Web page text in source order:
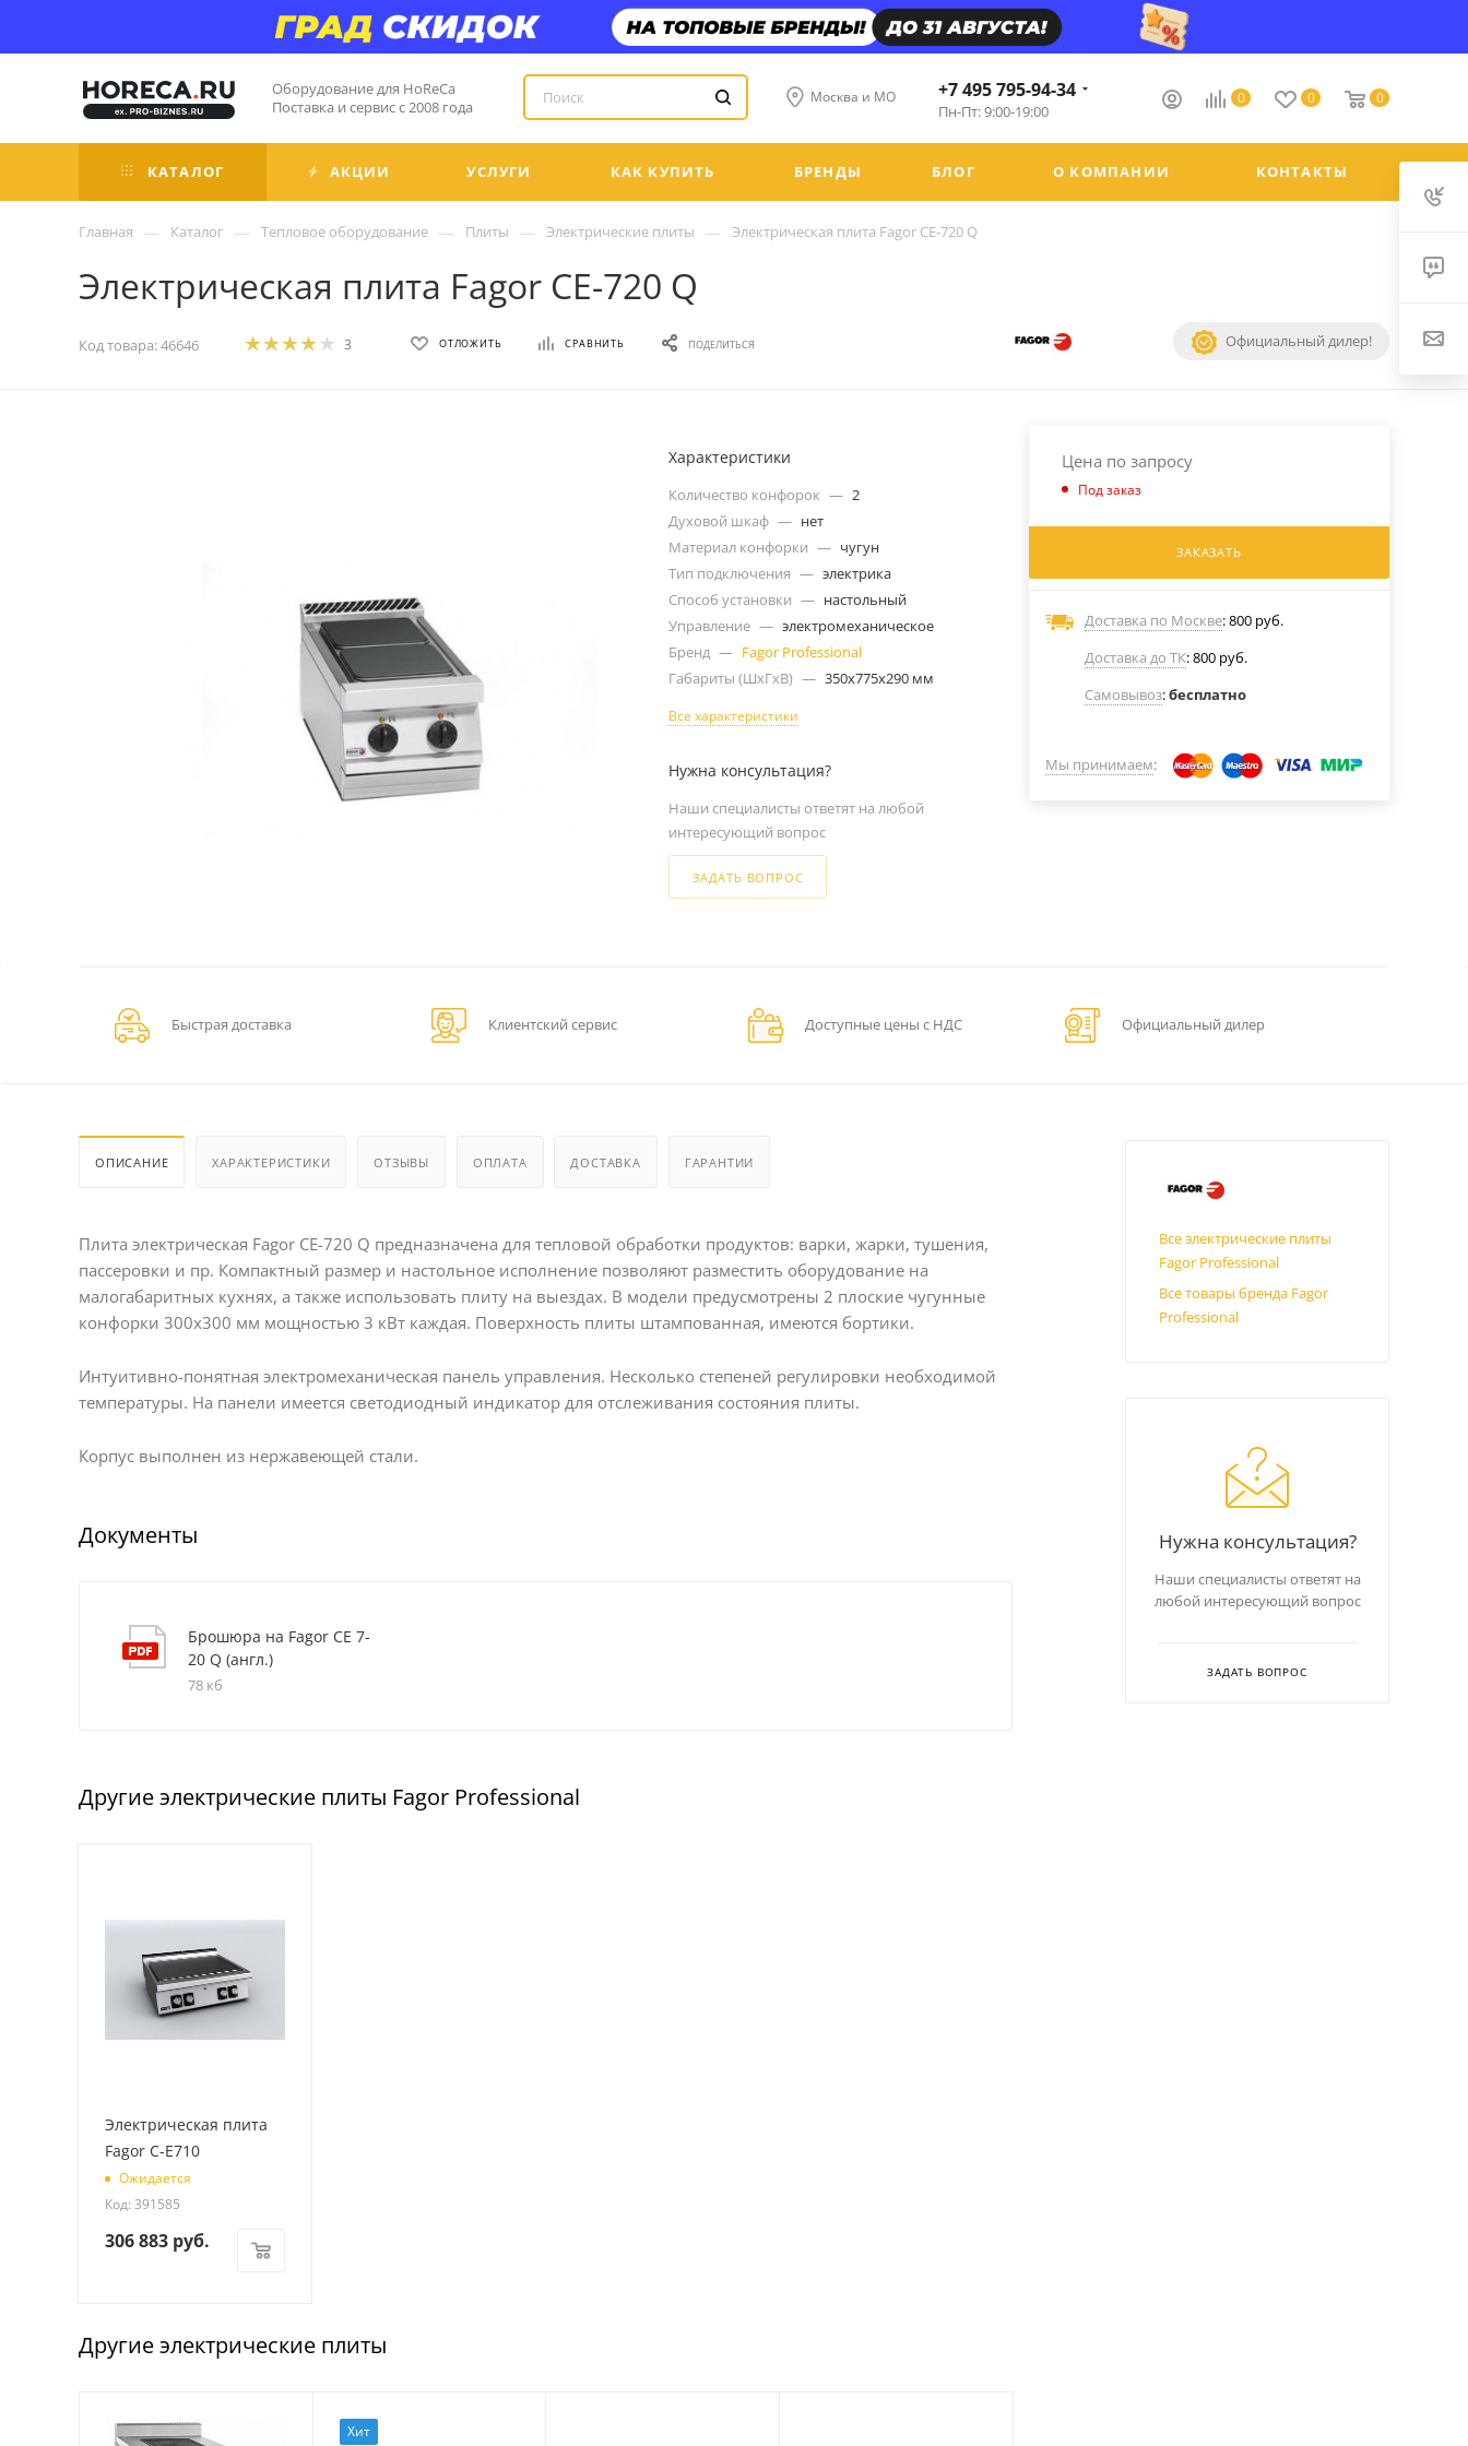
Оборудование для HoReCa
Поставка и сервис с 2008 года
Москва и МО 0 0 0
+7 495 795-94-34
Пн-Пт: 9:00-19:00
КАТАЛОГ АКЦИИ УСЛУГИ КАК КУПИТЬ БРЕНДЫ БЛОГ О КОМПАНИИ КОНТАКТЫ
Главная — Каталог — Тепловое оборудование — Плиты — Электрические плиты — Электрическая плита Fagor CE-720 Q
Электрическая плита Fagor CE-720 Q
Код товара:46646 3 ОТЛОЖИТЬ СРАВНИТЬ ПОДЕЛИТЬСЯ Официальный дилер!
Характеристики
Количество конфорок — 2
Духовой шкаф — нет
Материал конфорки — чугун
Тип подключения — электрика
Способ установки — настольный
Управление — электромеханическое
Бренд — Fagor Professional
Габариты (ШxГxВ) — 350x775x290 мм
Все характеристики
Нужна консультация?
Наши специалисты ответят на любой
интересующий вопрос
ЗАДАТЬ ВОПРОС
Цена по запросу
Под заказ
ЗАКАЗАТЬ
Доставка по Москве: 800 руб.
Доставка до ТК: 800 руб.
Самовывоз:бесплатно
Мы принимаем:
Быстрая доставка Клиентский сервис Доступные цены с НДС Официальный дилер
ОПИСАНИЕ ХАРАКТЕРИСТИКИ ОТЗЫВЫ ОПЛАТА ДОСТАВКА ГАРАНТИИ
Плита электрическая Fagor CE-720 Q предназначена для тепловой обработки продуктов: варки, жарки, тушения,
пассеровки и пр. Компактный размер и настольное исполнение позволяют разместить оборудование на
малогабаритных кухнях, а также использовать плиту на выездах. В модели предусмотрены 2 плоские чугунные
конфорки 300х300 мм мощностью 3 кВт каждая. Поверхность плиты штампованная, имеются бортики.
Интуитивно-понятная электромеханическая панель управления. Несколько степеней регулировки необходимой
температуры. На панели имеется светодиодный индикатор для отслеживания состояния плиты.
Корпус выполнен из нержавеющей стали.
Документы
Брошюра на Fagor CE 7-
20 Q (англ.)
78 кб
Другие электрические плиты Fagor Professional
Электрическая плита
Fagor C-E710
Ожидается
Код: 391585
306 883 руб.
Другие электрические плиты
Хит
Все электрические плиты
Fagor Professional
Все товары бренда Fagor
Professional
Нужна консультация?
Наши специалисты ответят на
любой интересующий вопрос
ЗАДАТЬ ВОПРОС